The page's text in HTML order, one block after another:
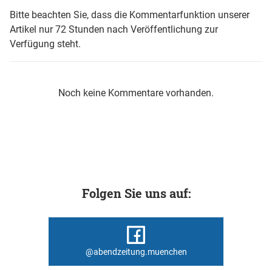
Bitte beachten Sie, dass die Kommentarfunktion unserer
Artikel nur 72 Stunden nach Veröffentlichung zur
Verfügung steht.
Noch keine Kommentare vorhanden.
Folgen Sie uns auf:
@abendzeitung.muenchen